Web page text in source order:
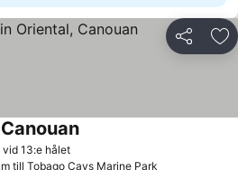
Dela
13:e hålet
till Tobago Cays Marine Park